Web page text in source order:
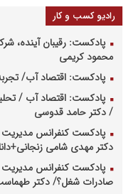
رادیو کسب و کار
پادکست: رقیبان آینده،
محمود کریمی
پادکست: اقتصاد آب/
پادکست: اقتصاد آب /
/ دکتر حامد قدوسی
پادکست کنفرانس مدیریت
دکتر مهدی شامی
پادکست کنفرانس مدیریت
صادرات شغل؟/ دکتر